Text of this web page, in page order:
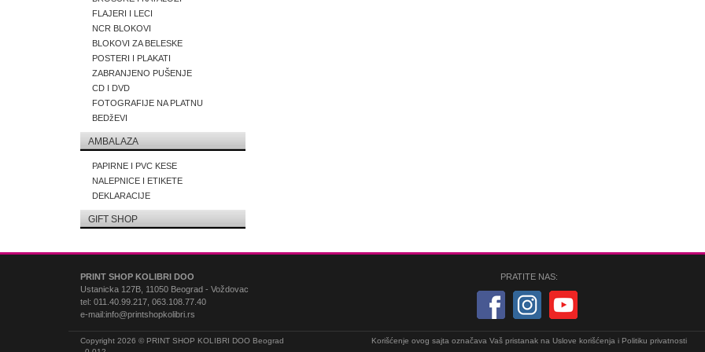
FLAJERI I LECI
NCR BLOKOVI
BLOKOVI ZA BELESKE
POSTERI I PLAKATI
ZABRANJENO PUŠENJE
CD I DVD
FOTOGRAFIJE NA PLATNU
BEDžEVI
AMBALAZA
PAPIRNE I PVC KESE
NALEPNICE I ETIKETE
DEKLARACIJE
GIFT SHOP
PRINT SHOP KOLIBRI DOO
Ustanicka 127B, 11050 Beograd - Voždovac
tel: 011.40.99.217, 063.108.77.40
e-mail:info@printshopkolibri.rs
PRATITE NAS:
Copyright 2026 © PRINT SHOP KOLIBRI DOO Beograd
Korišćenje ovog sajta označava Vaš pristanak na Uslove korišćenja i Politiku privatnosti